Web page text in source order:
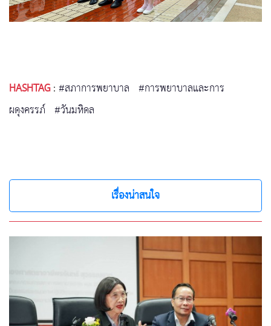
HASHTAG:#สภาการพยาบาล #การพยาบาลและการ
ผดุงครรภ์ #วันมหิดล
เรื่องน่าสนใจ